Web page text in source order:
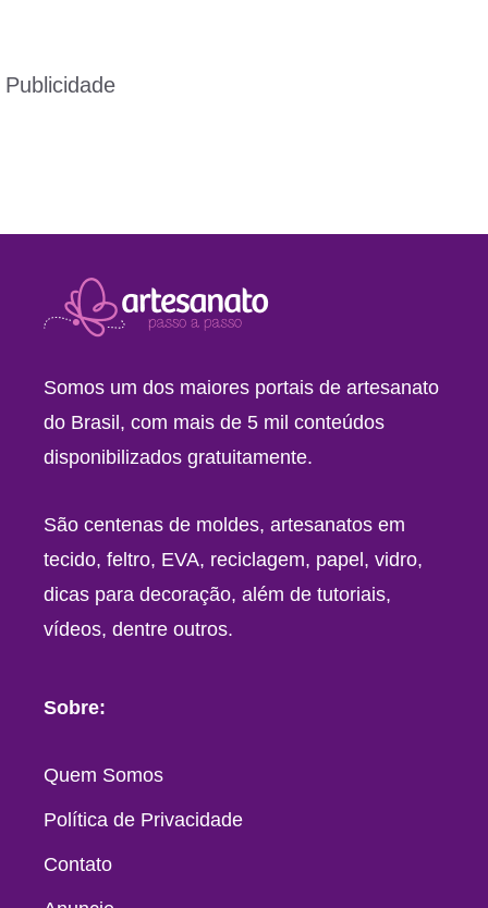
Publicidade
Somos um dos maiores portais de artesanato
do Brasil, com mais de 5 mil conteúdos
disponibilizados gratuitamente.
São centenas de moldes, artesanatos em
tecido, feltro, EVA, reciclagem, papel, vidro,
dicas para decoração, além de tutoriais,
vídeos, dentre outros.
Sobre:
Quem Somos
Política de Privacidade
Contato